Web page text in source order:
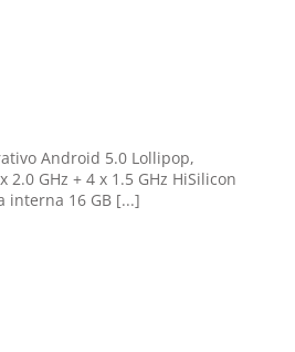
Android 5.0 Lollipop,
2.0 GHz + 4 x 1.5 GHz HiSilicon
interna 16 GB [...]